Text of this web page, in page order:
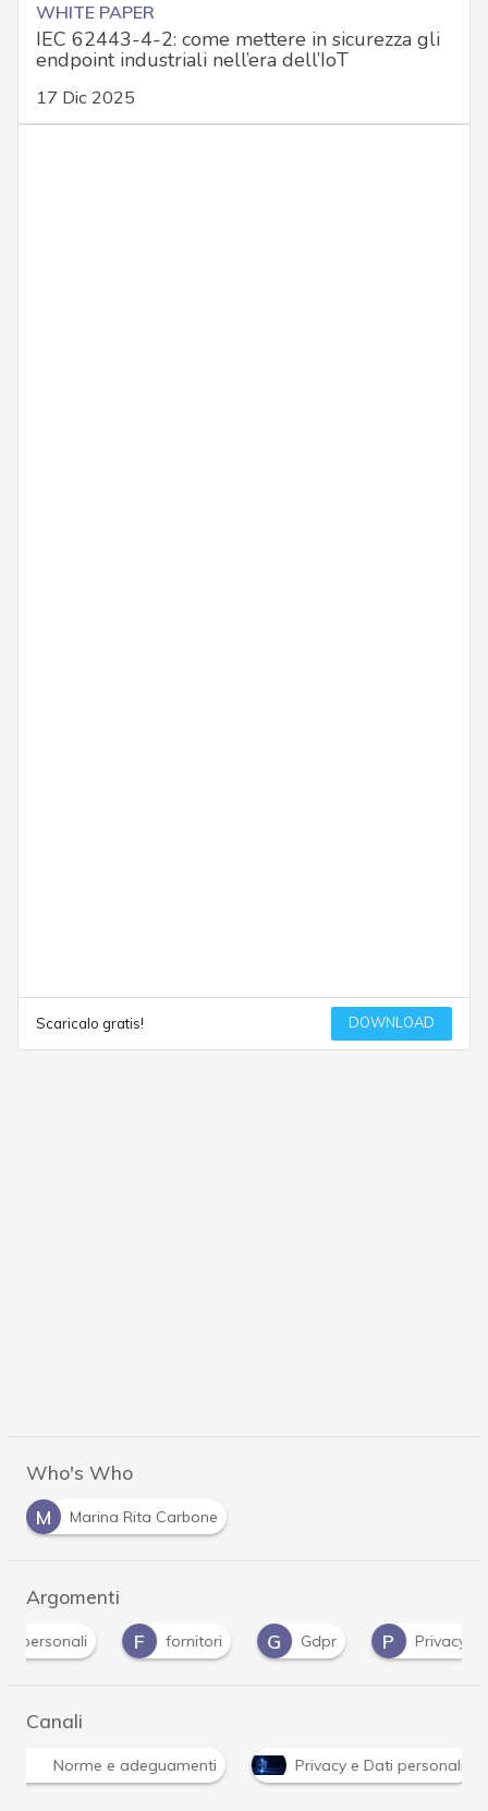
WHITE PAPER
IEC 62443-4-2: come mettere in sicurezza gli
endpoint industriali nell’era dell’IoT
17 Dic 2025
Scaricalo gratis! DOWNLOAD
Who's Who
M
Marina Rita Carbone
Argomenti
F
fornitori G Gdpr P Privacy U UE
Canali
Norme e adeguamenti Privacy e Dati personali